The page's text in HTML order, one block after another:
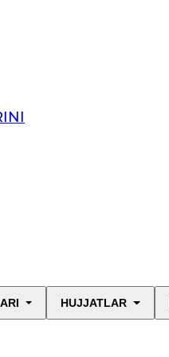
HUJJATLAR